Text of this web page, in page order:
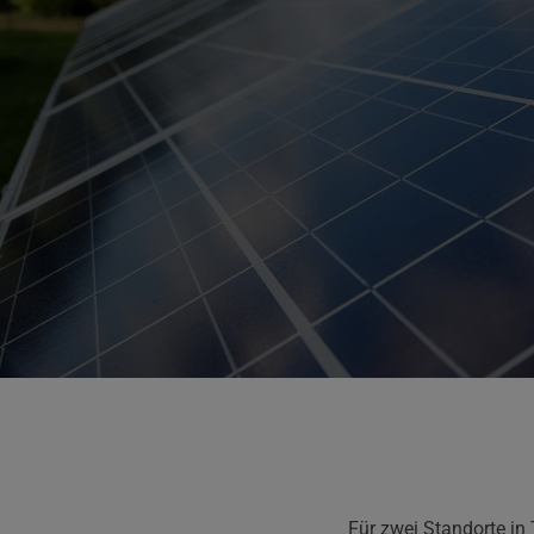
Für zwei Standorte